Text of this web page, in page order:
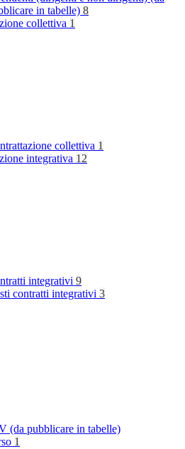
in tabelle) 8
collettiva 1
collettiva 1
integrativa 12
integrativi 9
contratti integrativi 3
(da pubblicare in tabelle)
1